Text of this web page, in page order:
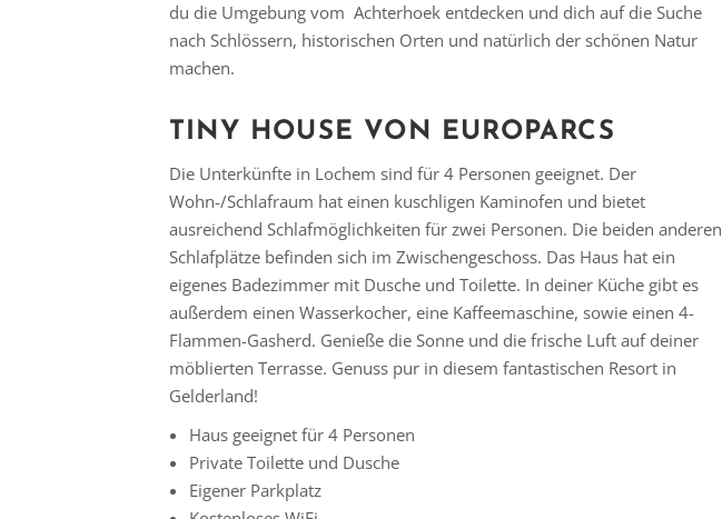
du die Umgebung vom Achterhoek entdecken und dich auf die Suche
nach Schlössern, historischen Orten und natürlich der schönen Natur
machen.
TINY HOUSE VON EUROPARCS
Die Unterkünfte in Lochem sind für 4 Personen geeignet. Der
Wohn-/Schlafraum hat einen kuschligen Kaminofen und bietet
ausreichend Schlafmöglichkeiten für zwei Personen. Die beiden anderen
Schlafplätze befinden sich im Zwischengeschoss. Das Haus hat ein
eigenes Badezimmer mit Dusche und Toilette. In deiner Küche gibt es
außerdem einen Wasserkocher, eine Kaffeemaschine, sowie einen 4-
Flammen-Gasherd. Genieße die Sonne und die frische Luft auf deiner
möblierten Terrasse. Genuss pur in diesem fantastischen Resort in
Gelderland!
Haus geeignet für 4 Personen
Private Toilette und Dusche
Eigener Parkplatz